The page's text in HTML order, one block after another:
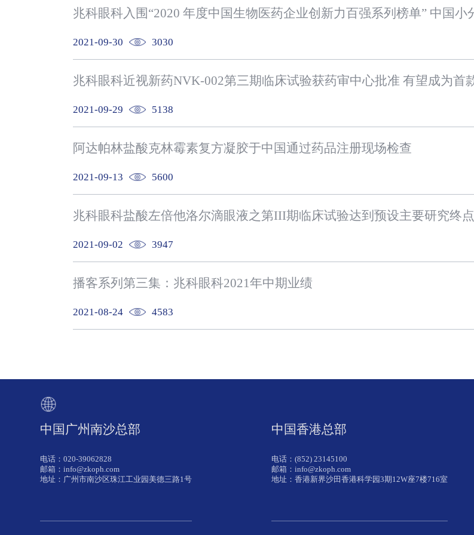
2021-09-30 3030
2021-09-29 5138
阿达帕林盐酸克林霉素复方凝胶于中国通过药品注册现场检查
2021-09-13 5600
兆科眼科盐酸左倍他洛尔滴眼液之第III期临床试验达到预设主要研究终点
2021-09-02 3947
播客系列第三集：兆科眼科2021年中期业绩
2021-08-24 4583
中国广州南沙总部
电话：020-39062828
邮箱：info@zkoph.com
地址：广州市南沙区珠江工业园美德三路1号
中国香港总部
电话：(852) 23145100
邮箱：info@zkoph.com
地址：香港新界沙田香港科学园3期12W座7楼716室